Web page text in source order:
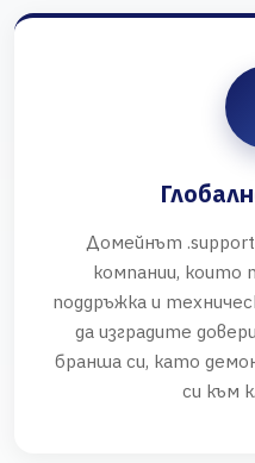
Домейнът .support
компании, които
поддръжка и
да изградите
бранша си, като
си към